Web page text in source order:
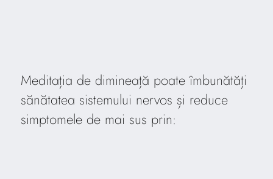
Meditația de dimineață poate îmbunătăți
sănătatea sistemului nervos și reduce
simptomele de mai sus prin: